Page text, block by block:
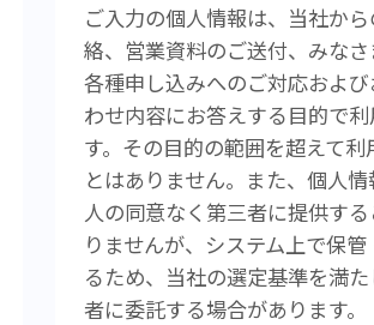
ご入力の個人情報は、当社か
絡、営業資料のご送付、みな
各種申し込みへのご対応およ
わせ内容にお答えする目的で利
す。その目的の範囲を超えて利
とはありません。また、個人
人の同意なく第三者に提供す
りませんが、システム上で保
るため、当社の選定基準を満
者に委託する場合があります。